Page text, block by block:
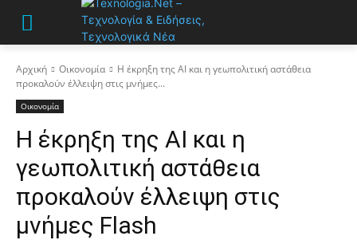
Αρχική Οικονομία
Η έκρηξη της AI και η γεωπολιτική αστάθεια
προκαλούν έλλειψη στις μνήμες...
Οικονομία
Η έκρηξη της AI και η
γεωπολιτική αστάθεια
προκαλούν έλλειψη στις
μνήμες Flash